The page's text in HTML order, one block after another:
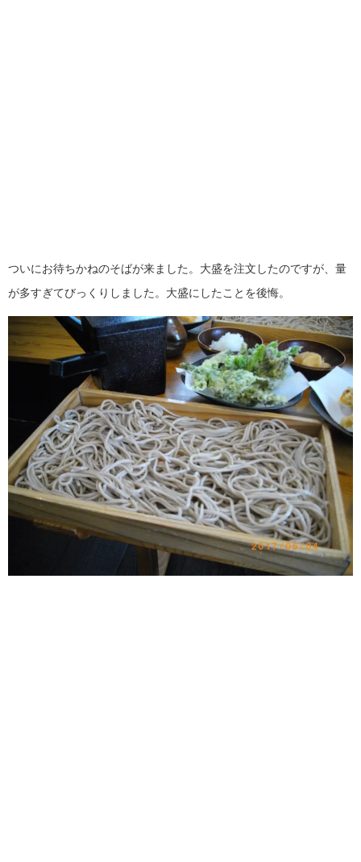
ついにお待ちかねのそばが来ました。大盛を注文したのですが、量
が多すぎてびっくりしました。大盛にしたことを後悔。